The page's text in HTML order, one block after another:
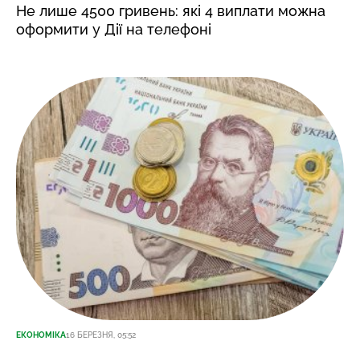
Не лише 4500 гривень: які 4 виплати можна
оформити у Дії на телефоні
ЕКОНОМІКА16 БЕРЕЗНЯ, 05:52